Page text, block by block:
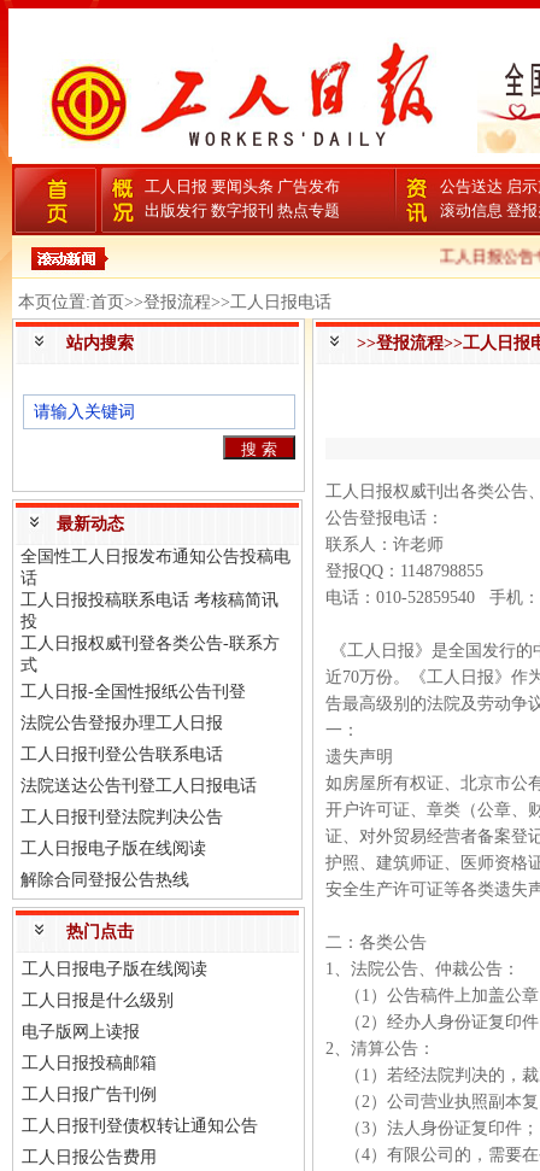
工人日报 要闻头条 广告发布
出版发行 数字报刊 热点专题
公告送达 启
滚动信息 登
工人日报公告专
本页位置:首页>>登报流程>>工人日报电话
站内搜索
最新动态
全国性工人日报发布通知公告投稿电
话
工人日报投稿联系电话 考核稿简讯
投
工人日报权威刊登各类公告-联系方
式
工人日报-全国性报纸公告刊登
法院公告登报办理工人日报
工人日报刊登公告联系电话
法院送达公告刊登工人日报电话
工人日报刊登法院判决公告
工人日报电子版在线阅读
解除合同登报公告热线
热门点击
工人日报电子版在线阅读
工人日报是什么级别
电子版网上读报
工人日报投稿邮箱
工人日报广告刊例
工人日报刊登债权转让通知公告
工人日报公告费用
>>登报流程>>工人日报
工人日报权威刊出各类公告
公告登报电话：
联系人：许老师
登报QQ：1148798855
电话：010-52859540 手机
《工人日报》是全国发行
近70万份。《工人日报》作
告最高级别的法院及劳动争
一：
遗失声明
如房屋所有权证、北京市公
开户许可证、章类（公章、
证、对外贸易经营者备案登
护照、建筑师证、医师资格
安全生产许可证等各类遗失
二：各类公告
1、法院公告、仲裁公告：
（1）公告稿件上加盖公
（2）经办人身份证复印
2、清算公告：
（1）若经法院判决的，
（2）公司营业执照副本
（3）法人身份证复印件
（4）有限公司的，需要